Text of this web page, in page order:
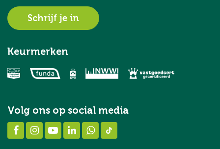
Schrijf je in
Keurmerken
Volg ons op social media